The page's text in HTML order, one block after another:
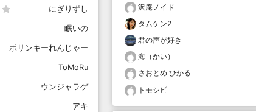
にぎりずし
眠いの
ポリンキーれんじゃー
ToMoRu
ウンジャラゲ
アキ
沢庵ノイド
タムケン2
君の声が好き
海（かい）
さおとめ ひかる
トモシビ